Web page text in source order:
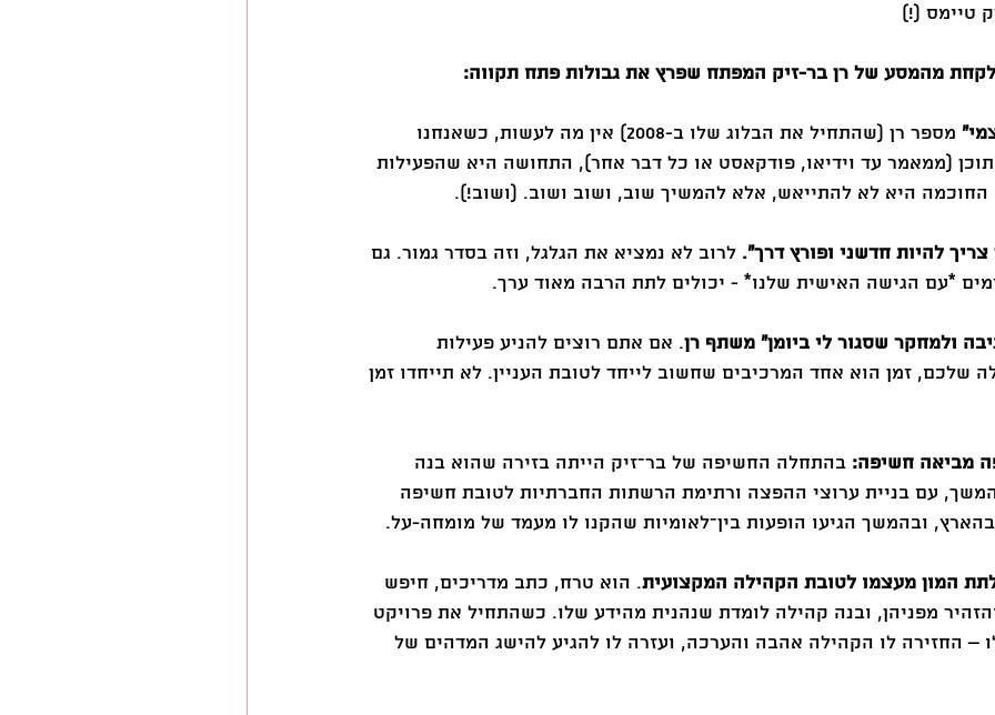
טיימס (!)
מספר רן (שהתחיל את הבלוג שלו ב-2008) אין מה לעשות, כשאנחנו
(ממאמר עד וידיאו, פודקאסט או כל דבר אחר), התחושה היא שהפעילות
לרוב לא נמציא את הגלגל, וזה בסדר גמור. גם
*עם הגישה האישית שלנו* - יכולים לתת הרבה מאוד ערך.
. אם אתם רוצים להניע פעילות
שלכם, זמן הוא אחד המרכיבים שחשוב לייחד לטובת העניין. לא תייחדו זמן
בהתחלה החשיפה של בר־זיק הייתה בזירה שהוא בנה
עם בניית ערוצי ההפצה ורתימת הרשתות החברתיות לטובת חשיפה
ובהמשך הגיעו הופעות בין־לאומיות שהקנו לו מעמד של מומחה-על.
המון מעצמו לטובת הקהילה המקצועית. הוא טרח, כתב מדריכים, חיפש
מפניהן, ובנה קהילה לומדת שנהנית מהידע שלו. כשהתחיל את פרויקט
– החזירה לו הקהילה אהבה והערכה, ועזרה לו להגיע להישג המדהים של